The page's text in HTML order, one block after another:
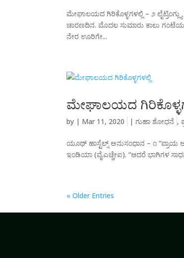
ಮೇಘಾಲಯದ ಗಿರಿಕೊಳ್ಳಗಳಲ್ಲಿ – ೨
ಚಾರಣದಿನ. ಮೊದಲ ಸುಮಾರು ಕಾಲು
ನೇರ ಊರಿಗೇ...
ಮೇಘಾಲಯದ
by | Mar 11, 2020 |ಗುಹಾ ಶೋಧನೆ ,
ಯೂಥ್ ಹಾಸ್ಟೆಲ್ಸ್ ಅನುಸಂಧಾನ – ೧
ಇಂಡಿಯಾ (ವೈಎಚ್ಚೇಐ). “ಆದರೆ ಭಾಗಿಗಳ
« Older Entries